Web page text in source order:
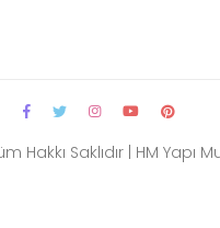
Hakkı Saklıdır | HM Yapı